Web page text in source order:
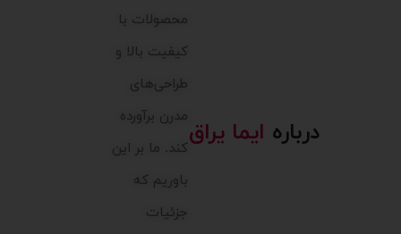
درباره ایما یراق
محصولات با
کیفیت بالا و
طراحی‌های
مدرن برآورده
کند. ما بر این
باوریم که
جزئیات